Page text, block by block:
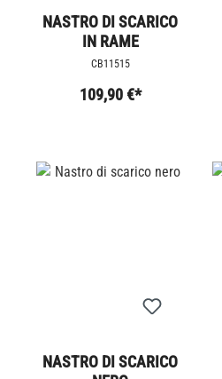
NASTRO DI SCARICO
IN RAME
CB11515
109,90 €*
NASTRO DI SCARICO